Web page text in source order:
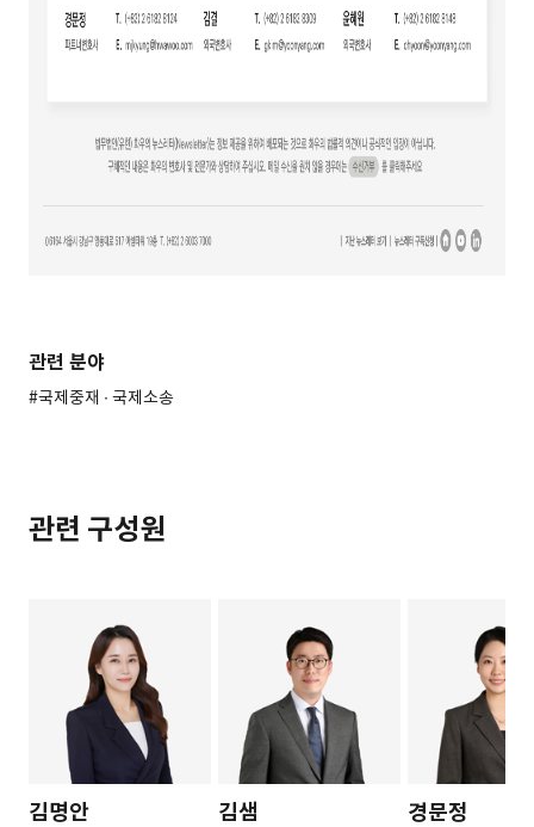
관련 분야
#국제중재 ∙ 국제소송
관련 구성원
김명안 김샘 경문정